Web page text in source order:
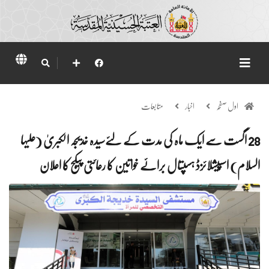
اول صفحہ اخبار متابعات
28 اگست سے ایک ماہ کی مدت کے لئےسیدہ خدیجہ الکبریٰ (علیہا
السلام) اسپیشلائزڈ ہسپتال برائے خواتین کا رعائتی پیکج کا اعلان